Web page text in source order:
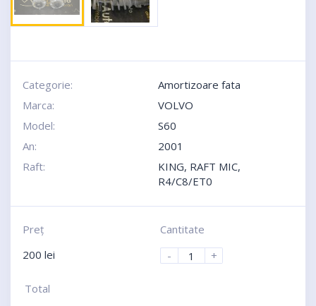
Categorie:
Amortizoare fata
Marca:
VOLVO
Model:
S60
An:
2001
Raft:
KING, RAFT MIC,
R4/C8/ET0
Preţ
200 lei
Cantitate
-
+
Total